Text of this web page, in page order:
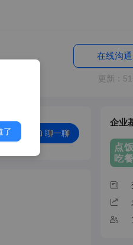
在线沟通
更新：
聊一聊
企业
点饭
吃餐
了